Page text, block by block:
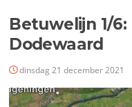
Betuwelijn 1/
Dodewaard
dinsdag 21 december 2021